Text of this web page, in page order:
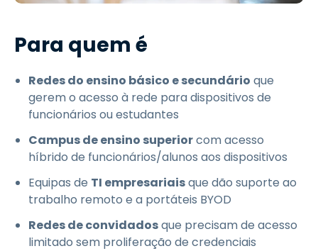
Para quem é
Redes do ensino básico e secundário que
gerem o acesso à rede para dispositivos de
funcionários ou estudantes
Campus de ensino superiorcom acesso
híbrido de funcionários/alunos aos dispositivos
Equipas de TI empresariaisque dão suporte ao
trabalho remoto e a portáteis BYOD
Redes de convidadosque precisam de acesso
limitado sem proliferação de credenciais